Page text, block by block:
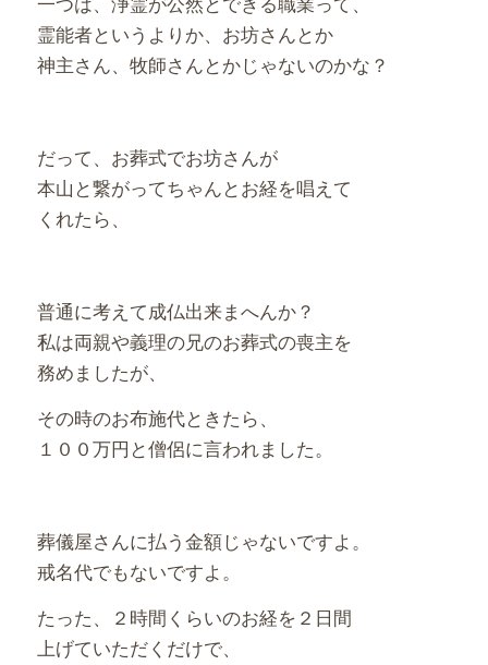
霊能者というよりか、お坊さんとか
神主さん、牧師さんとかじゃないのかな？
だって、お葬式でお坊さんが
本山と繋がってちゃんとお経を唱えて
くれたら、
普通に考えて成仏出来まへんか？
私は両親や義理の兄のお葬式の喪主を
務めましたが、
その時のお布施代ときたら、
１００万円と僧侶に言われました。
葬儀屋さんに払う金額じゃないですよ。
戒名代でもないですよ。
たった、２時間くらいのお経を２日間
上げていただくだけで、